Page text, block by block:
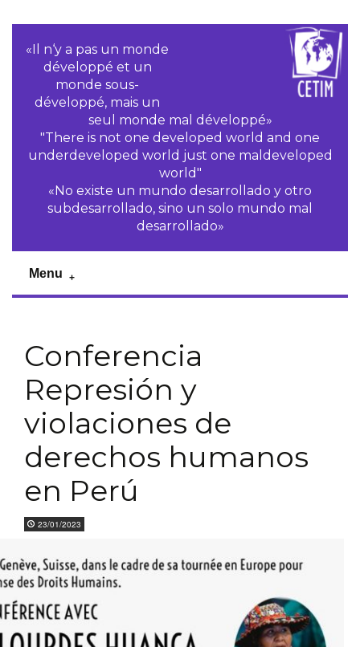
«Il n‘y a pas un monde
développé et un
monde sous-
développé, mais un
seul monde mal développé»
"There is not one developed world and one
underdeveloped world just one maldeveloped
world"
«No existe un mundo desarrollado y otro
subdesarrollado, sino un solo mundo mal
desarrollado»
Menu
Conferencia
Represión y
violaciones de
derechos humanos
en Perú
23/01/2023